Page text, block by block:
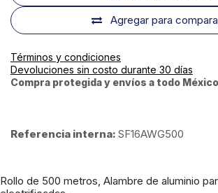
Agregar para
Términos y condiciones
Devoluciones sin costo durante 30 días
Compra protegida y envíos a todo México
Referencia interna: SF16AWG500
Rollo de 500 metros, Alambre de aluminio